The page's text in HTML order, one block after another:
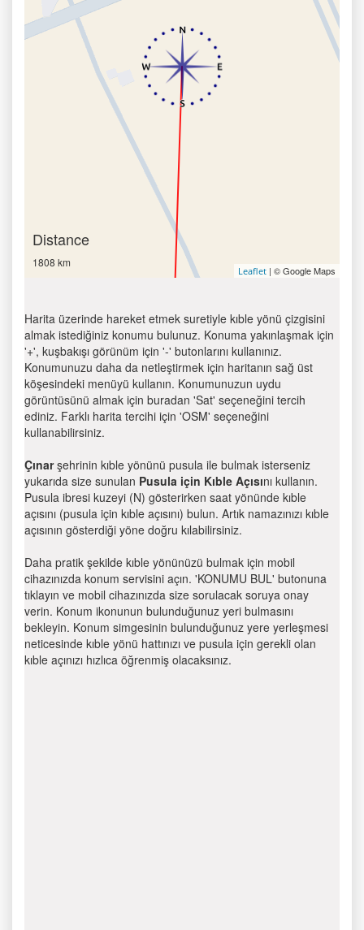
Distance
1808 km
Leaflet | © Google Maps
Harita üzerinde hareket etmek suretiyle kıble yönü çizgisini
almak istediğiniz konumu bulunuz. Konuma yakınlaşmak için
'+', kuşbakışı görünüm için '-' butonlarını kullanınız.
Konumunuzu daha da netleştirmek için haritanın sağ üst
köşesindeki menüyü kullanın. Konumunuzun uydu
görüntüsünü almak için buradan 'Sat' seçeneğini tercih
ediniz. Farklı harita tercihi için 'OSM' seçeneğini
kullanabilirsiniz.
Çınarşehrinin kıble yönünü pusula ile bulmak isterseniz
yukarıda size sunulan Pusula için Kıble Açısını kullanın.
Pusula ibresi kuzeyi (N) gösterirken saat yönünde kıble
açısını (pusula için kıble açısını) bulun. Artık namazınızı kıble
açısının gösterdiği yöne doğru kılabilirsiniz.
Daha pratik şekilde kıble yönünüzü bulmak için mobil
cihazınızda konum servisini açın. 'KONUMU BUL' butonuna
tıklayın ve mobil cihazınızda size sorulacak soruya onay
verin. Konum ikonunun bulunduğunuz yeri bulmasını
bekleyin. Konum simgesinin bulunduğunuz yere yerleşmesi
neticesinde kıble yönü hattınızı ve pusula için gerekli olan
kıble açınızı hızlıca öğrenmiş olacaksınız.